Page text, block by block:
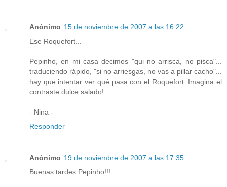
Anónimo 15 de noviembre de 2007 a las 16:22
Ese Roquefort...
Pepinho, en mi casa decimos "qui no arrisca, no pisca"...
traduciendo rápido, "si no arriesgas, no vas a pillar cacho"...
hay que intentar ver qué pasa con el Roquefort. Imagina el
contraste dulce salado!
- Nina -
Responder
Anónimo 19 de noviembre de 2007 a las 17:35
Buenas tardes Pepinho!!!